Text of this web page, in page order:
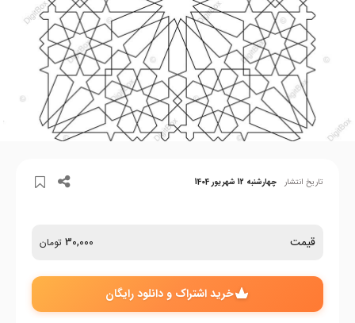
تاریخ انتشار چهارشنبه 12 شهریور 1404
قیمت 30,000 تومان
خرید اشتراک و دانلود رایگان